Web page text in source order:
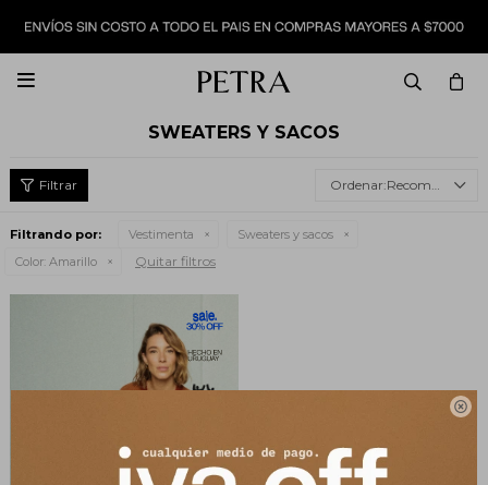


SWEATERS Y SACOS
Recomendados
Filtrando por: Vestimenta
Sweaters y sacos
Color: Amarillo Quitar filtros